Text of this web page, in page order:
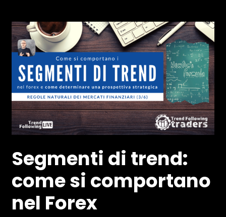
Segmenti di trend:
come si comportano
nel Forex